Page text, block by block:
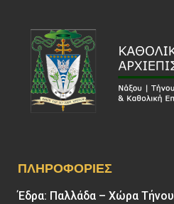
ΠΛΗΡΟΦΟΡΊΕΣ
Έδρα: Παλλάδα – Χώρα Τήνου